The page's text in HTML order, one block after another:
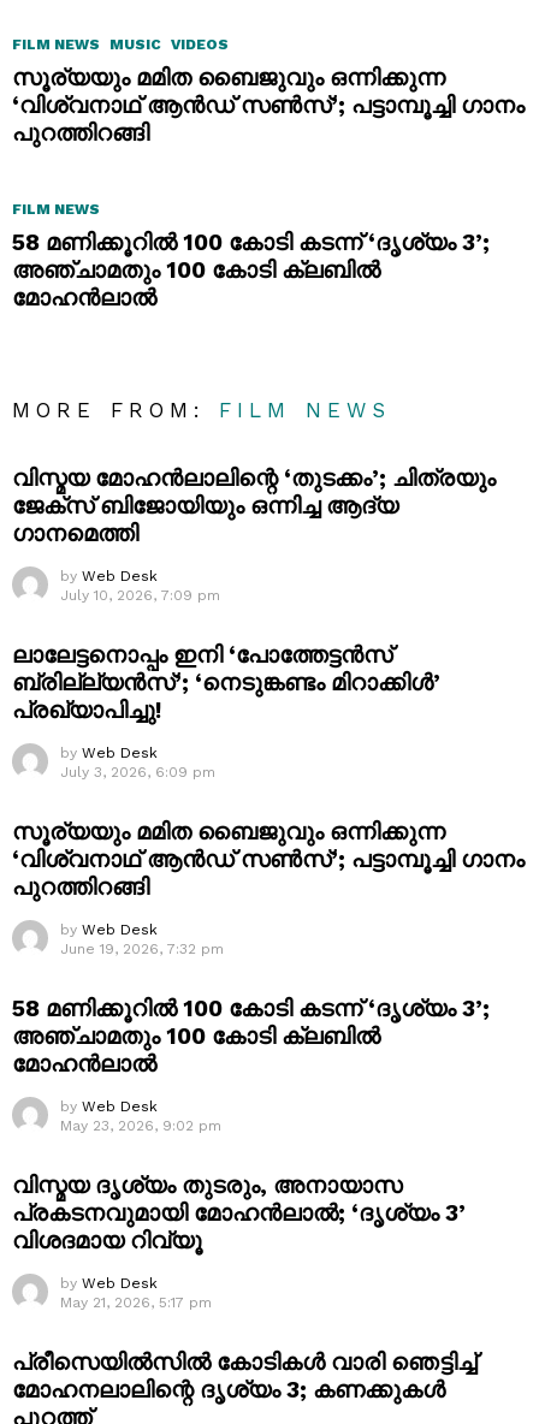
FILM NEWS MUSIC VIDEOS
സൂര്യയും മമിത ബൈജുവും ഒന്നിക്കുന്ന
‘വിശ്വനാഥ് ആൻഡ് സൺസ്’; പട്ടാമ്പൂച്ചി ഗാനം
പുറത്തിറങ്ങി
FILM NEWS
58 മണിക്കൂറിൽ 100 കോടി കടന്ന് ‘ദൃശ്യം 3’;
അഞ്ചാമതും 100 കോടി ക്ലബിൽ
മോഹൻലാൽ
MORE FROM: FILM NEWS
വിസ്മയ മോഹൻലാലിന്റെ ‘തുടക്കം’; ചിത്രയും
ജേക്സ് ബിജോയിയും ഒന്നിച്ച ആദ്യ
ഗാനമെത്തി
by Web Desk
July 10, 2026, 7:09 pm
ലാലേട്ടനൊപ്പം ഇനി ‘പോത്തേട്ടൻസ്
ബ്രില്ല്യൻസ്’; ‘നെടുങ്കണ്ടം മിറാക്കിൾ’
പ്രഖ്യാപിച്ചു!
by Web Desk
July 3, 2026, 6:09 pm
സൂര്യയും മമിത ബൈജുവും ഒന്നിക്കുന്ന
‘വിശ്വനാഥ് ആൻഡ് സൺസ്’; പട്ടാമ്പൂച്ചി ഗാനം
പുറത്തിറങ്ങി
by Web Desk
June 19, 2026, 7:32 pm
58 മണിക്കൂറിൽ 100 കോടി കടന്ന് ‘ദൃശ്യം 3’;
അഞ്ചാമതും 100 കോടി ക്ലബിൽ
മോഹൻലാൽ
by Web Desk
May 23, 2026, 9:02 pm
വിസ്മയ ദൃശ്യം തുടരും, അനായാസ
പ്രകടനവുമായി മോഹൻലാൽ; ‘ദൃശ്യം 3’
വിശദമായ റിവ്യൂ
by Web Desk
May 21, 2026, 5:17 pm
പ്രീസെയിൽസിൽ കോടികൾ വാരി ഞെട്ടിച്ച്
മോഹനലാലിന്റെ ദൃശ്യം 3; കണക്കുകൾ
പുറത്ത്